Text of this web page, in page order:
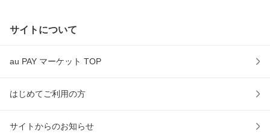
サイトについて
au PAY マーケット TOP
はじめてご利用の方
サイトからのお知らせ